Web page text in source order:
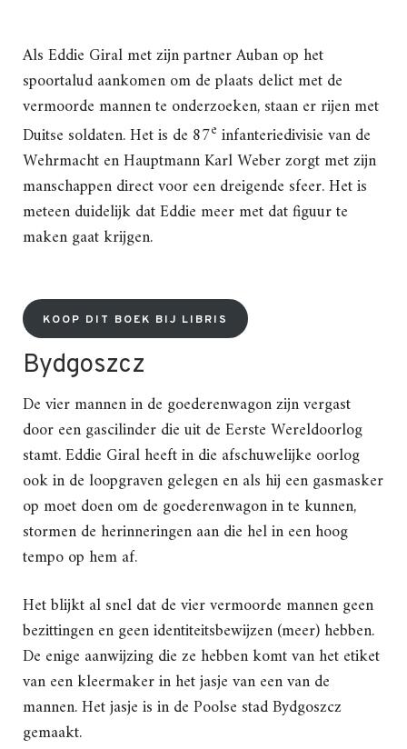
Als Eddie Giral met zijn partner Auban op het
spoortalud aankomen om de plaats delict met de
vermoorde mannen te onderzoeken, staan er rijen met
Duitse soldaten. Het is de 87e infanteriedivisie van de
Wehrmacht en Hauptmann Karl Weber zorgt met zijn
manschappen direct voor een dreigende sfeer. Het is
meteen duidelijk dat Eddie meer met dat figuur te
maken gaat krijgen.
KOOP DIT BOEK BIJ LIBRIS
Bydgoszcz
De vier mannen in de goederenwagon zijn vergast
door een gascilinder die uit de Eerste Wereldoorlog
stamt. Eddie Giral heeft in die afschuwelijke oorlog
ook in de loopgraven gelegen en als hij een gasmasker
op moet doen om de goederenwagon in te kunnen,
stormen de herinneringen aan die hel in een hoog
tempo op hem af.
Het blijkt al snel dat de vier vermoorde mannen geen
bezittingen en geen identiteitsbewijzen (meer) hebben.
De enige aanwijzing die ze hebben komt van het etiket
van een kleermaker in het jasje van een van de
mannen. Het jasje is in de Poolse stad Bydgoszcz
gemaakt.